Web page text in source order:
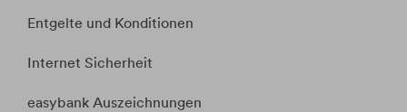
Entgelte und Konditionen
Internet Sicherheit
easybank Auszeichnungen